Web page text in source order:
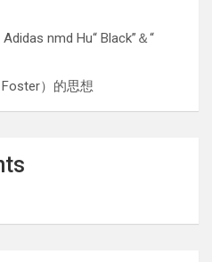
nmd Hu“ Black”＆“
）的思想